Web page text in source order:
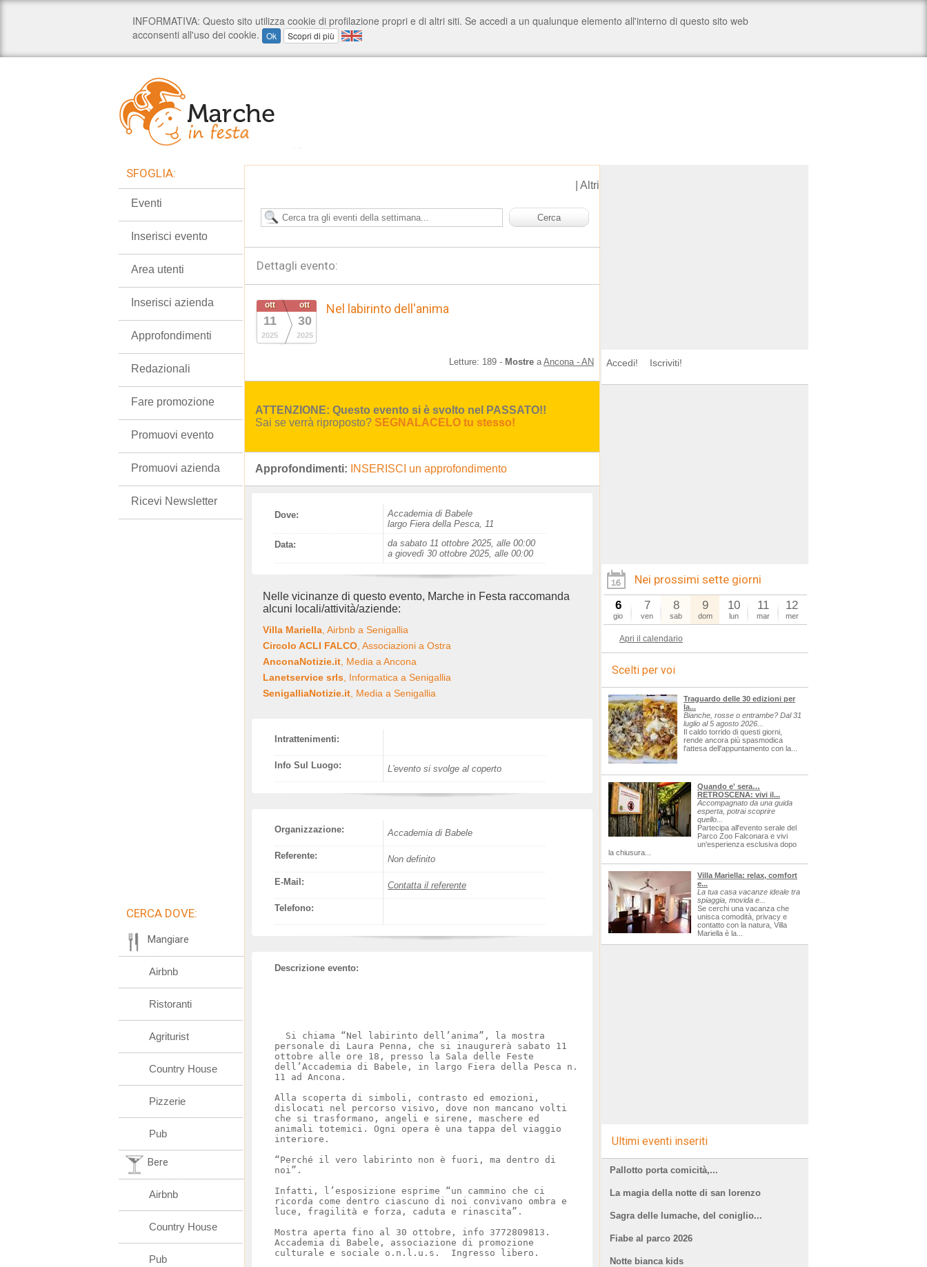
Altri
Dettagli evento:
ott
11
2025
ott
30
2025
Nel labirinto dell'anima
Letture: 189 - Mostre aAncona - AN
ATTENZIONE: Questo evento si è svolto nel PASSATO!!
Sai se verrà riproposto? SEGNALACELO tu stesso!
Approfondimenti: INSERISCI un approfondimento
Dove:
Accademia di Babele
largo Fiera della Pesca, 11
Data:
da sabato 11 ottobre 2025, alle 00:00
a giovedì 30 ottobre 2025, alle 00:00
Nelle vicinanze di questo evento, Marche in Festa raccomanda
alcuni locali/attività/aziende:
Villa Mariella , Airbnb a Senigallia
Circolo ACLI FALCO , Associazioni a Ostra
AnconaNotizie.it , Media a Ancona
Lanetservice srls , Informatica a Senigallia
SenigalliaNotizie.it , Media a Senigallia
Intrattenimenti:
Info Sul Luogo: L'evento si svolge al coperto
Organizzazione: Accademia di Babele
Referente: Non definito
E-Mail: Contatta il referente
Telefono:
Descrizione evento:
Si chiama “Nel labirinto dell’anima”, la mostra
personale di Laura Penna, che si inaugurerà sabato 11
ottobre alle ore 18, presso la Sala delle Feste
dell’Accademia di Babele, in largo Fiera della Pesca n.
11 ad Ancona.
Alla scoperta di simboli, contrasto ed emozioni,
dislocati nel percorso visivo, dove non mancano volti
che si trasformano, angeli e sirene, maschere ed
animali totemici. Ogni opera è una tappa del viaggio
interiore.
“Perché il vero labirinto non è fuori, ma dentro di
noi”.
Infatti, l’esposizione esprime “un cammino che ci
ricorda come dentro ciascuno di noi convivano ombra e
luce, fragilità e forza, caduta e rinascita”.
Mostra aperta fino al 30 ottobre, info 3772809813.
Accademia di Babele, associazione di promozione
culturale e sociale o.n.l.u.s. Ingresso libero.
SFOGLIA:
Eventi
Inserisci evento
Area utenti
Inserisci azienda
Approfondimenti
Redazionali
Fare promozione
Promuovi evento
Promuovi azienda
Ricevi Newsletter
CERCA DOVE:
Mangiare
Airbnb
Ristoranti
Agriturist
Country House
Pizzerie
Pub
Bere
Airbnb
Country House
Pub
Accedi! Iscriviti!
Nei prossimi sette giorni
6
gio
7
ven
8
sab
9
dom
10
lun
11
mar
12
mer
Apri il calendario
Scelti per voi
Traguardo delle 30 edizioni per
la...
Bianche, rosse o entrambe? Dal 31
luglio al 5 agosto 2026...
Il caldo torrido di questi giorni,
rende ancora più spasmodica
l'attesa dell'appuntamento con la...
Quando e' sera…
RETROSCENA: vivi il...
Accompagnato da una guida
esperta, potrai scoprire
quello...
Partecipa all'evento serale del
Parco Zoo Falconara e vivi
un'esperienza esclusiva dopo
la chiusura...
Villa Mariella: relax, comfort
e...
La tua casa vacanze ideale tra
spiaggia, movida e...
Se cerchi una vacanza che
unisca comodità, privacy e
contatto con la natura, Villa
Mariella è la...
Ultimi eventi inseriti
Pallotto porta comicità,...
La magia della notte di san lorenzo
Sagra delle lumache, del coniglio...
Fiabe al parco 2026
Notte bianca kids